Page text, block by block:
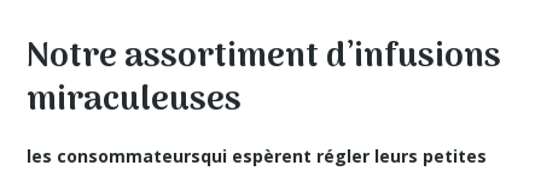
Notre assortiment d’infusions
miraculeuses
les consommateursqui espèrent régler leurs petites